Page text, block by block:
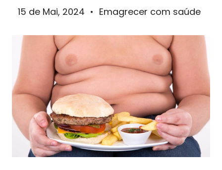
15 de Mai, 2024 • Emagrecer com saúde